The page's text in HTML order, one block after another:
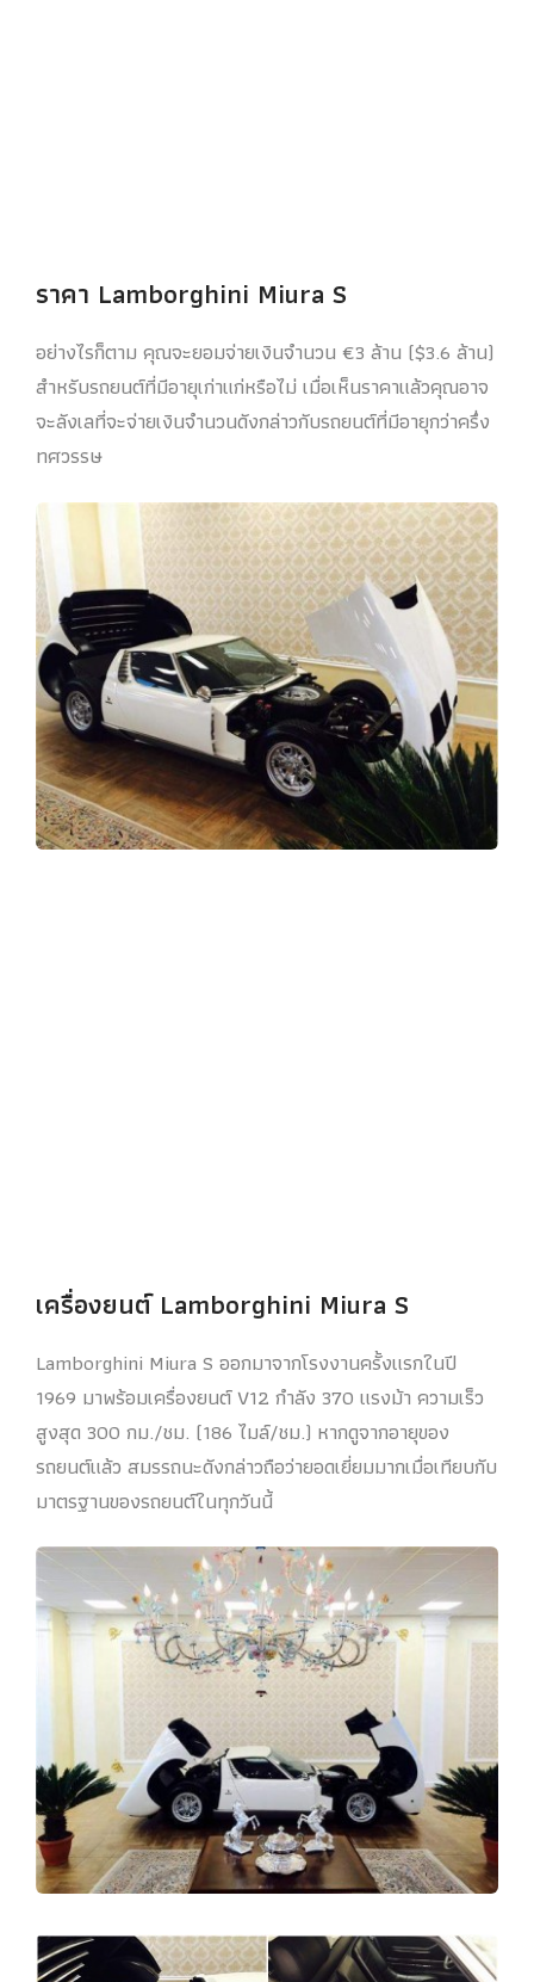
ราคา Lamborghini Miura S
อย่างไรก็ตาม คุณจะยอมจ่ายเงินจำนวน €3 ล้าน ($3.6 ล้าน)
สำหรับรถยนต์ที่มีอายุเก่าแก่หรือไม่ เมื่อเห็นราคาแล้วคุณอาจ
จะลังเลที่จะจ่ายเงินจำนวนดังกล่าวกับรถยนต์ที่มีอายุกว่าครึ่ง
ทศวรรษ
เครื่องยนต์ Lamborghini Miura S
Lamborghini Miura S ออกมาจากโรงงานครั้งแรกในปี
1969 มาพร้อมเครื่องยนต์ V12 กำลัง 370 แรงม้า ความเร็ว
สูงสุด 300 กม./ชม. (186 ไมล์/ชม.) หากดูจากอายุของ
รถยนต์แล้ว สมรรถนะดังกล่าวถือว่ายอดเยี่ยมมากเมื่อเทียบกับ
มาตรฐานของรถยนต์ในทุกวันนี้